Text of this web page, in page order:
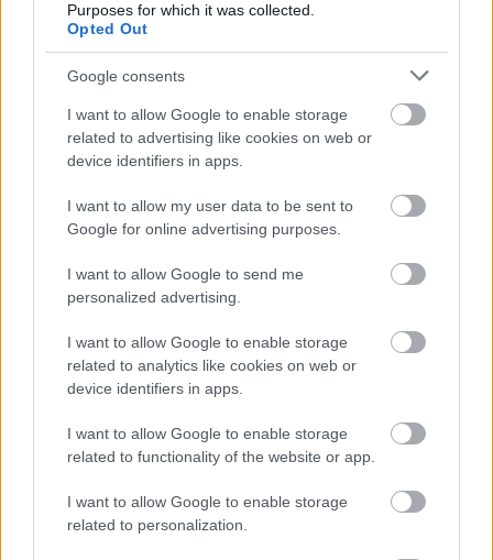
Purposes for which it was collected.
Opted Out
Google consents
I want to allow Google to enable storage
related to advertising like cookies on web or
device identifiers in apps.
I want to allow my user data to be sent to
Google for online advertising purposes.
I want to allow Google to send me
personalized advertising.
I want to allow Google to enable storage
related to analytics like cookies on web or
device identifiers in apps.
I want to allow Google to enable storage
related to functionality of the website or app.
I want to allow Google to enable storage
related to personalization.
Lencsevégen az ideiglenes
pályaudvar
Nagy Nándor•2014. június 09.
Igazi csemege kerül az asztalra a szaharai hosszú
története kapcsán említettük, hogy az eredeti ...